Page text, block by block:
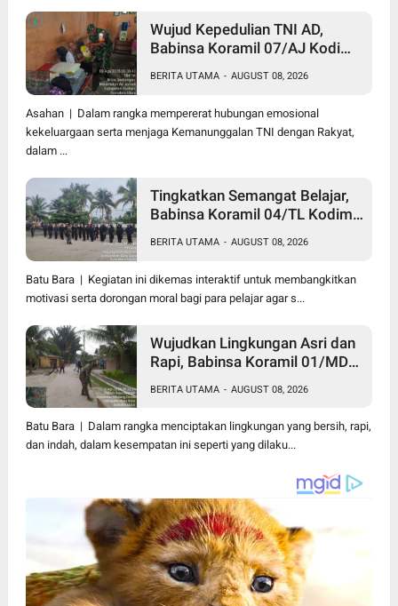
Wujud Kepedulian TNI AD,
Babinsa Koramil 07/AJ Kodim
Serahkan Bantuan Tali Kasih
Kepada Lansia Usia 97 Tahun
BERITA UTAMA - AUGUST 08, 2026
Asahan | Dalam rangka mempererat hubungan emosional
kekeluargaan serta menjaga Kemanunggalan TNI dengan Rakyat,
dalam ...
Tingkatkan Semangat Belajar,
Babinsa Koramil 04/TL Kodim
Wawasan Kebangsaan bagi
Pelajar SMA & SMK
BERITA UTAMA - AUGUST 08, 2026
Batu Bara | Kegiatan ini dikemas interaktif untuk membangkitkan
motivasi serta dorongan moral bagi para pelajar agar s...
Wujudkan Lingkungan Asri dan
Rapi, Babinsa Koramil 01/MD
Warga Pakam Raya Selatan
Gotong Royong
BERITA UTAMA - AUGUST 08, 2026
Batu Bara | Dalam rangka menciptakan lingkungan yang bersih, rapi,
dan indah, dalam kesempatan ini seperti yang dilaku...